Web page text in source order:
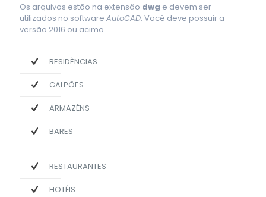
Os arquivos estão na extensão dwg e devem ser
utilizados no software AutoCAD. Você deve possuir a
versão 2016 ou acima.
RESIDÊNCIAS
GALPÕES
ARMAZÉNS
BARES
RESTAURANTES
HOTÉIS